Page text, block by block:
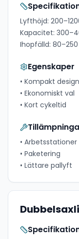
Lyfthöjd:
Kapacitet:
Ihopfälld:
Egenskaper
• Kompakt design
• Ekonomiskt val
• Kort cykeltid
• Arbetsstationer
• Paketering
• Lättare pallyft